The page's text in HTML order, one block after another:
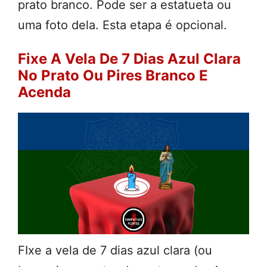
prato branco. Pode ser a estatueta ou
uma foto dela. Esta etapa é opcional.
Fixe A Vela De 7 Dias Azul Clara
No Prato Ou Pires Branco E
Acenda
FIxe a vela de 7 dias azul clara (ou